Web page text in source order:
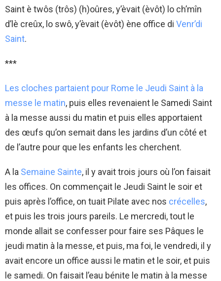
Saint è twôs (trôs) (h)oûres, y’èvait (èvôt) lo ch’mîn
d’lè creûx, lo swô, y’èvait (èvôt) ène office di Venr’di
Saint.
***
Les cloches partaient pour Rome le Jeudi Saint à la
messe le matin, puis elles revenaient le Samedi Saint
à la messe aussi du matin et puis elles apportaient
des œufs qu’on semait dans les jardins d’un côté et
de l’autre pour que les enfants les cherchent.
A la Semaine Sainte, il y avait trois jours où l’on faisait
les offices. On commençait le Jeudi Saint le soir et
puis après l’office, on tuait Pilate avec nos crécelles,
et puis les trois jours pareils. Le mercredi, tout le
monde allait se confesser pour faire ses Pâques le
jeudi matin à la messe, et puis, ma foi, le vendredi, il y
avait encore un office aussi le matin et le soir, et puis
le samedi. On faisait l’eau bénite le matin à la messe